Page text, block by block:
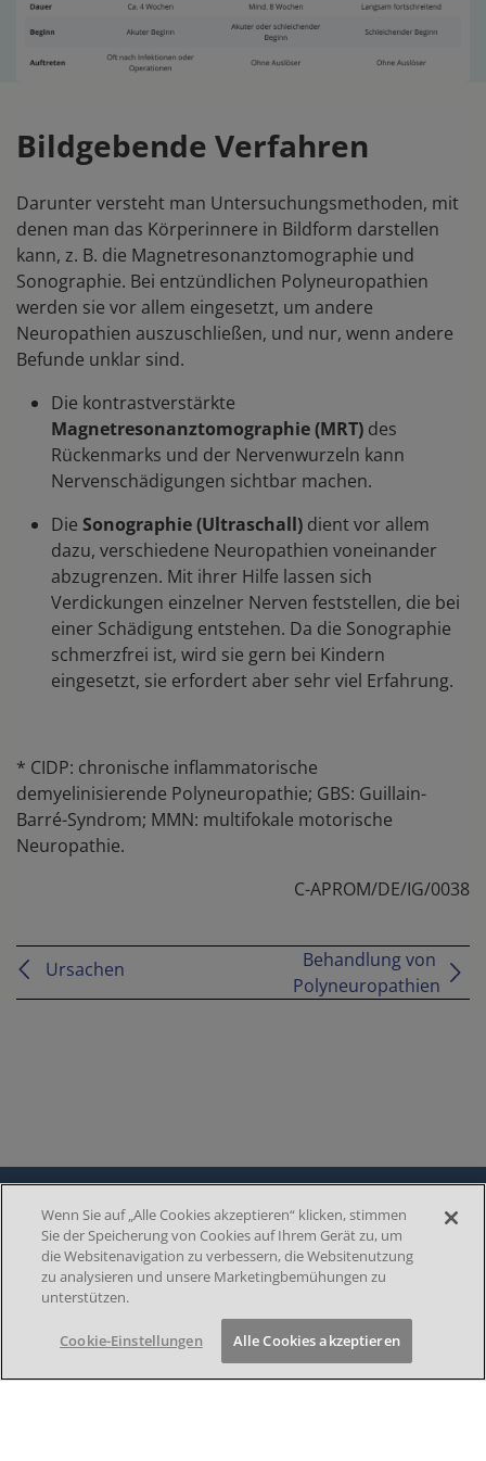
Bildgebende Verfahren
Darunter versteht man Untersuchungsmethoden, mit
denen man das Körperinnere in Bildform darstellen
kann, z. B. die Magnetresonanztomographie und
Sonographie. Bei entzündlichen Polyneuropathien
werden sie vor allem eingesetzt, um andere
Neuropathien auszuschließen, und nur, wenn andere
Befunde unklar sind.
Die kontrastverstärkte
Magnetresonanztomographie (MRT) des
Rückenmarks und der Nervenwurzeln kann
Nervenschädigungen sichtbar machen.
Die Sonographie (Ultraschall) dient vor allem
dazu, verschiedene Neuropathien voneinander
abzugrenzen. Mit ihrer Hilfe lassen sich
Verdickungen einzelner Nerven feststellen, die bei
einer Schädigung entstehen. Da die Sonographie
schmerzfrei ist, wird sie gern bei Kindern
eingesetzt, sie erfordert aber sehr viel Erfahrung.
* CIDP: chronische inflammatorische
demyelinisierende Polyneuropathie; GBS: Guillain-
Barré-Syndrom; MMN: multifokale motorische
Neuropathie.
C-APROM/DE/IG/0038
Ursachen
Behandlung von
Polyneuropathien
DATENSCHUTZ
IMPRESSUM
COOKIE-EINSTELLUNGEN
Wenn Sie auf „Alle Cookies akzeptieren“ klicken, stimmen
Sie der Speicherung von Cookies auf Ihrem Gerät zu, um
die Websitenavigation zu verbessern, die Websitenutzung
zu analysieren und unsere Marketingbemühungen zu
unterstützen.
Cookie-Einstellungen Alle Cookies akzeptieren